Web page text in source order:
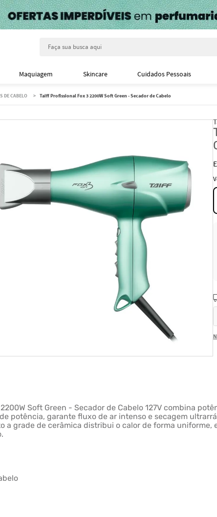
Maquiagem Skincare Cuidados Pessoais
DE CABELO Taiff Profissional Fox 3 2200W Soft Green - Secador de Cabelo
Soft Green - Secador de Cabelo 127V combina
potência, garante fluxo de ar intenso e secagem
a grade de cerâmica distribui o calor de forma